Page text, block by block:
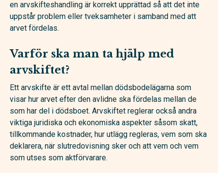
en arvskifteshandling är korrekt upprättad så att det inte
uppstår problem eller tveksamheter i samband med att
arvet fördelas.
Varför ska man ta hjälp med
arvskiftet?
Ett arvskifte är ett avtal mellan dödsbodelägarna som
visar hur arvet efter den avlidne ska fördelas mellan de
som har del i dödsboet. Arvskiftet reglerar också andra
viktiga juridiska och ekonomiska aspekter såsom skatt,
tillkommande kostnader, hur utlägg regleras, vem som ska
deklarera, när slutredovisning sker och att vem och vem
som utses som aktförvarare.